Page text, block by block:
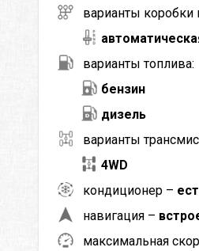
варианты коробки
варианты топлива:
бензин
дизель
варианты
4WD
кондиционер –
навигация –
максимальная